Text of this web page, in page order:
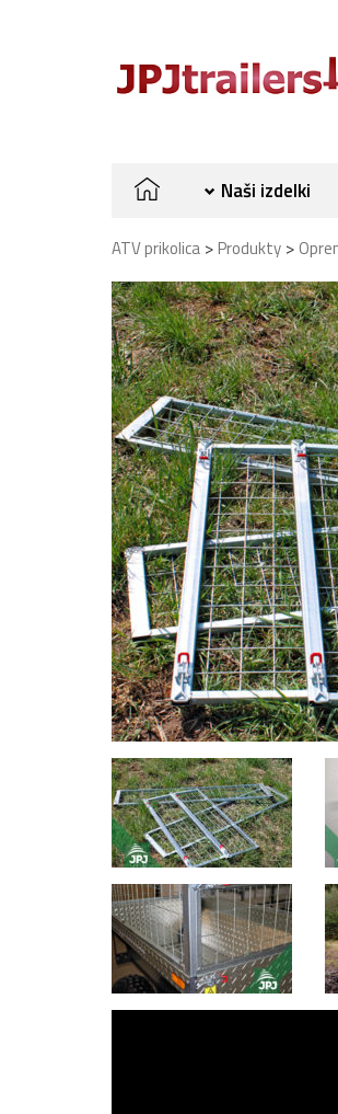
Naši izdelki
ATV prikolica >Produkty >